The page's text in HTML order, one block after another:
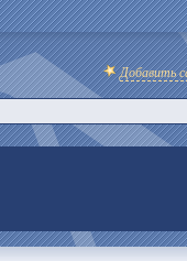
Добавить